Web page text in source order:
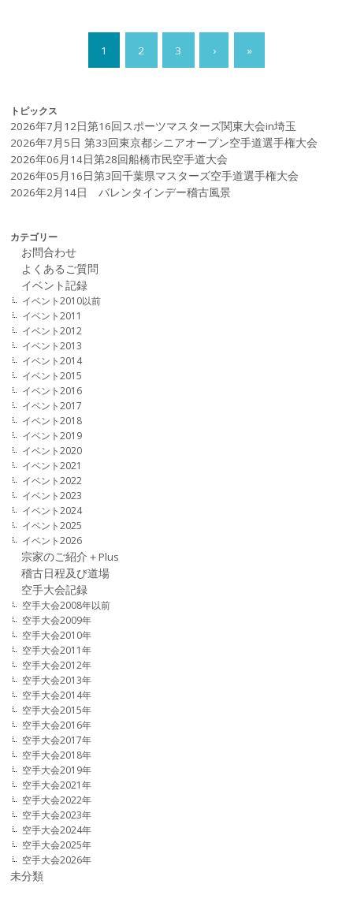
1 2 3 › »
トピックス
2026年7月12日第16回スポーツマスターズ関東大会in埼玉
2026年7月5日 第33回東京都シニアオープン空手道選手権大会
2026年06月14日第28回船橋市民空手道大会
2026年05月16日第3回千葉県マスターズ空手道選手権大会
2026年2月14日 バレンタインデー稽古風景
カテゴリー
お問合わせ
よくあるご質問
イベント記録
イベント2010以前
イベント2011
イベント2012
イベント2013
イベント2014
イベント2015
イベント2016
イベント2017
イベント2018
イベント2019
イベント2020
イベント2021
イベント2022
イベント2023
イベント2024
イベント2025
イベント2026
宗家のご紹介＋Plus
稽古日程及び道場
空手大会記録
空手大会2008年以前
空手大会2009年
空手大会2010年
空手大会2011年
空手大会2012年
空手大会2013年
空手大会2014年
空手大会2015年
空手大会2016年
空手大会2017年
空手大会2018年
空手大会2019年
空手大会2021年
空手大会2022年
空手大会2023年
空手大会2024年
空手大会2025年
空手大会2026年
未分類